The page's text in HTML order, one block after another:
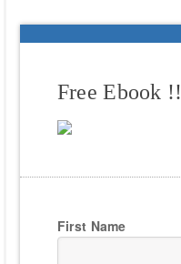
Free Ebook !!
First Name